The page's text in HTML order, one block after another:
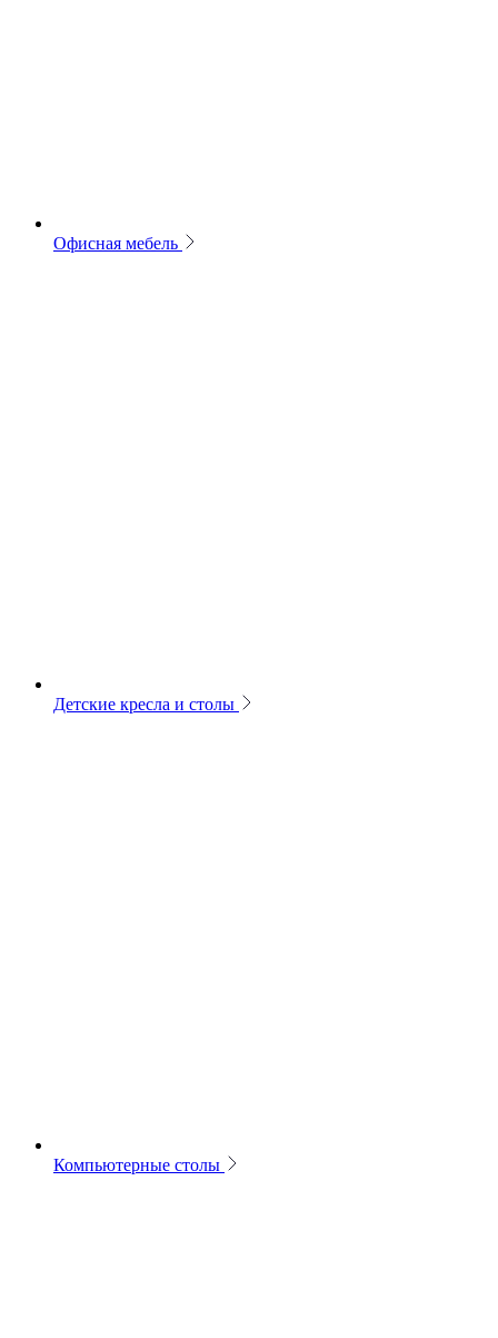
Офисная мебель
Детские кресла и столы
Компьютерные столы